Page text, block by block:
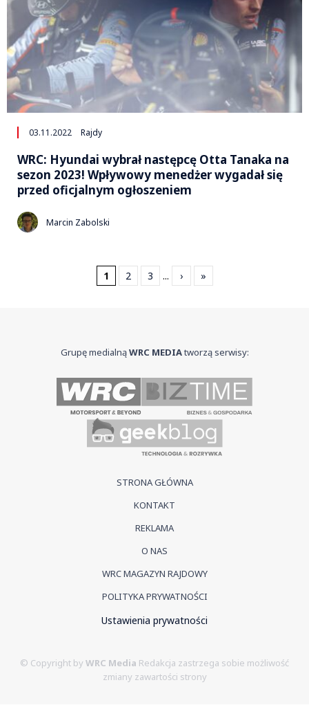
03.11.2022 Rajdy
WRC: Hyundai wybrał następcę Otta Tanaka na
sezon 2023! Wpływowy menedżer wygadał się
przed oficjalnym ogłoszeniem
Marcin Zabolski
1 2 3 ... › »
Grupę medialnąWRC MEDIAtworzą serwisy:
STRONA GŁÓWNA
KONTAKT
REKLAMA
O NAS
WRC MAGAZYN RAJDOWY
POLITYKA PRYWATNOŚCI
Ustawienia prywatności
© Copyright by WRC Media Redakcja zastrzega sobie możliwość
zmiany zawartości strony